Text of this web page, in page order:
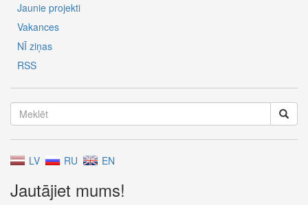
Jaunie projekti
Vakances
NĪ ziņas
RSS
LV RU EN
Jautājiet mums!